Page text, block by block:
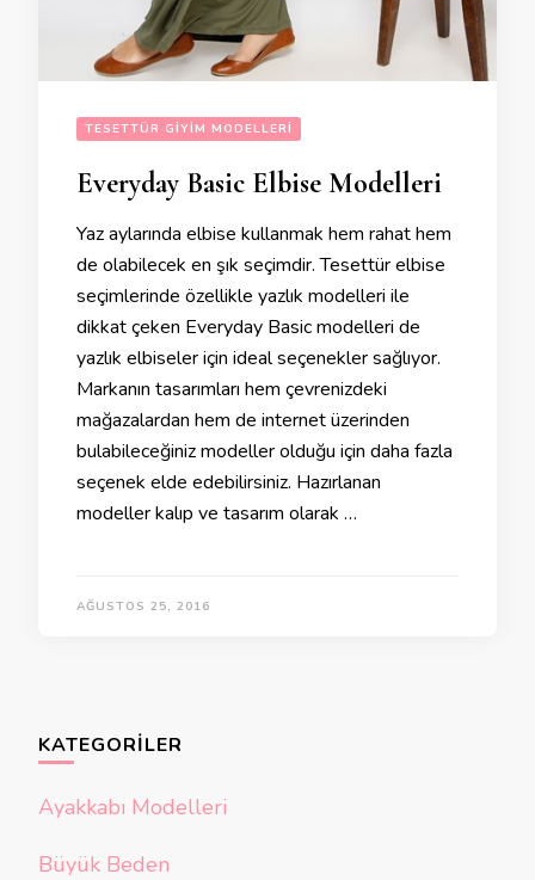
TESETTÜR GIYIM MODELLERI
Everyday Basic Elbise Modelleri
Yaz aylarında elbise kullanmak hem rahat hem
de olabilecek en şık seçimdir. Tesettür elbise
seçimlerinde özellikle yazlık modelleri ile
dikkat çeken Everyday Basic modelleri de
yazlık elbiseler için ideal seçenekler sağlıyor.
Markanın tasarımları hem çevrenizdeki
mağazalardan hem de internet üzerinden
bulabileceğiniz modeller olduğu için daha fazla
seçenek elde edebilirsiniz. Hazırlanan
modeller kalıp ve tasarım olarak …
AĞUSTOS 25, 2016
KATEGORILER
Ayakkabı Modelleri
Büyük Beden